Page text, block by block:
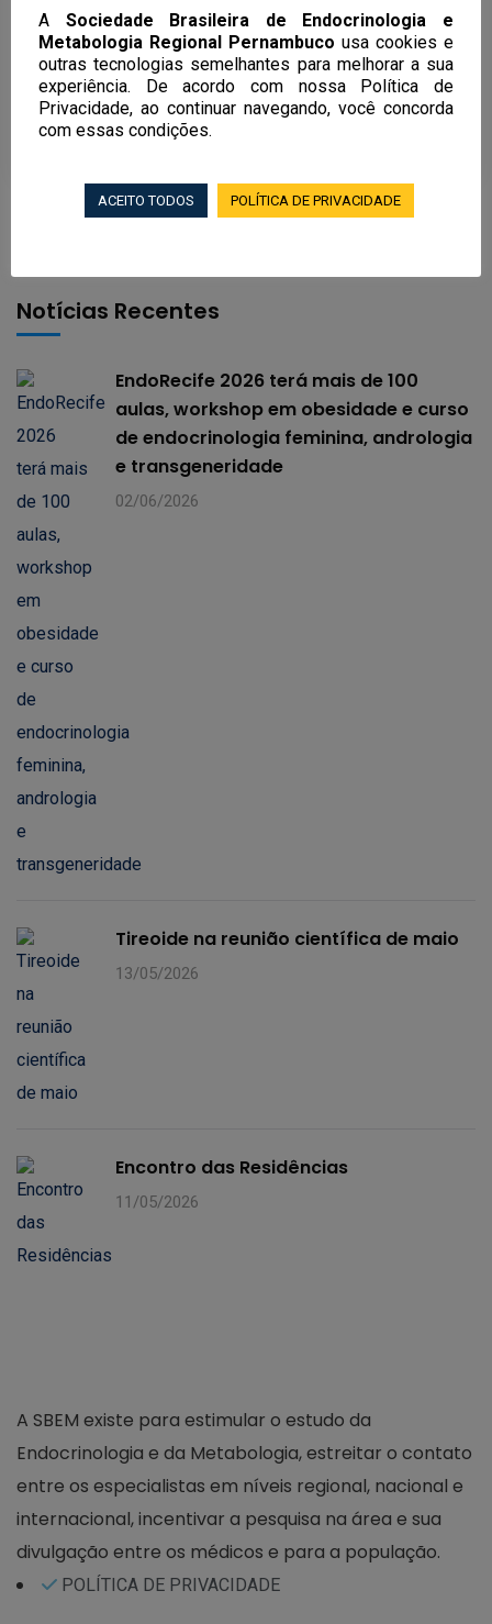
25/11/2011 SBEM PE NOTÍCIAS
Geísa Macedo é homenageada em livro
LEIA MAIS
Notícias Recentes
EndoRecife 2026 terá mais de 100
aulas, workshop em obesidade e curso
de endocrinologia feminina, andrologia
e transgeneridade
02/06/2026
Tireoide na reunião científica de maio
13/05/2026
Encontro das Residências
11/05/2026
A SBEM existe para estimular o estudo da
Endocrinologia e da Metabologia, estreitar o contato
entre os especialistas em níveis regional, nacional e
internacional, incentivar a pesquisa na área e sua
divulgação entre os médicos e para a população.
POLÍTICA DE PRIVACIDADE
A Sociedade Brasileira de Endocrinologia e
Metabologia Regional Pernambuco usa cookies e
outras tecnologias semelhantes para melhorar a sua
experiência. De acordo com nossa Política de
Privacidade, ao continuar navegando, você concorda
com essas condições.
ACEITO TODOS POLÍTICA DE PRIVACIDADE